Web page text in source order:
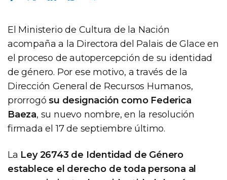
El Ministerio de Cultura de la Nación
acompaña a la Directora del Palais de Glace en
el proceso de autopercepción de su identidad
de género. Por ese motivo, a través de la
Dirección General de Recursos Humanos,
prorrogósu designación como Federica
Baeza, su nuevo nombre, en la resolución
firmada el 17 de septiembre último.
La Ley 26743 de Identidad de Género
establece el derecho de toda persona al